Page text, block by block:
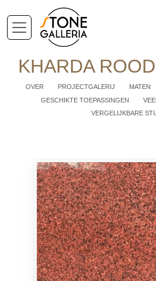
KHARDA
OVER PROJECTGALERIJ MATEN
GESCHIKTE TOEPASSINGEN
VERGELIJKBARE